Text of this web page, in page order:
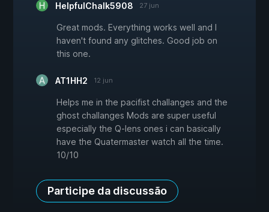
HelpfulChalk5908 27 jun
Great mods. Everything works well and I
haven't found any glitches. Good job on
this one.
AT1HH2 12 jun
Helps me in the pacifist challanges and the
ghost challanges Mods are super useful
especially the Q-lens ones i can basically
have the Quatermaster watch all the time.
10/10
Participe da discussão